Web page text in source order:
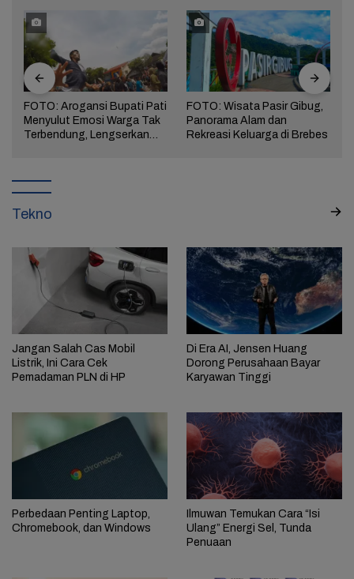
FOTO: Arogansi Bupati Pati
Menyulut Emosi Warga Tak
Terbendung, Lengserkan
FOTO: Wisata Pasir Gibug,
Panorama Alam dan
Rekreasi Keluarga di Brebes
Tekno
Jangan Salah Cas Mobil
Listrik, Ini Cara Cek
Pemadaman PLN di HP
Di Era AI, Jensen Huang
Dorong Perusahaan Bayar
Karyawan Tinggi
Perbedaan Penting Laptop,
Chromebook, dan Windows
Ilmuwan Temukan Cara “Isi
Ulang” Energi Sel, Tunda
Penuaan